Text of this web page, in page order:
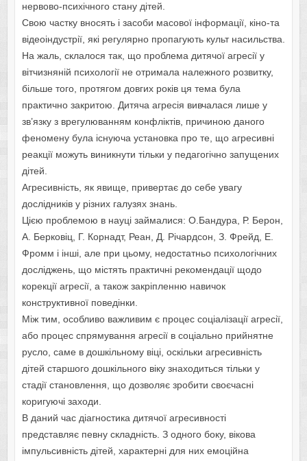
нервово-психічного стану дітей.
Свою частку вносять і засоби масової інформації, кіно-та
відеоіндустрії, які регулярно пропагують культ насильства.
На жаль, склалося так, що проблема дитячої агресії у
вітчизняній психології не отримала належного розвитку,
більше того, протягом довгих років ця тема була
практично закритою. Дитяча агресія вивчалася лише у
зв’язку з врегулюванням конфліктів, причиною даного
феномену була існуюча установка про те, що агресивні
реакції можуть виникнути тільки у педагогічно запущених
дітей.
Агресивність, як явище, привертає до себе увагу
дослідників у різних галузях знань.
Цією проблемою в науці займалися: О.Бандура, Р. Берон,
А. Берковіц, Г. Корнадт, Реан, Д. Річардсон, З. Фрейд, Е.
Фромм і інші, але при цьому, недостатньо психологічних
досліджень, що містять практичні рекомендації щодо
корекції агресії, а також закріпленню навичок
конструктивної поведінки.
Між тим, особливо важливим є процес соціалізації агресії,
або процес спрямування агресії в соціально прийнятне
русло, саме в дошкільному віці, оскільки агресивність
дітей старшого дошкільного віку знаходиться тільки у
стадії становлення, що дозволяє зробити своєчасні
коригуючі заходи.
В даний час діагностика дитячої агресивності
представляє певну складність. З одного боку, вікова
імпульсивність дітей, характерні для них емоційна